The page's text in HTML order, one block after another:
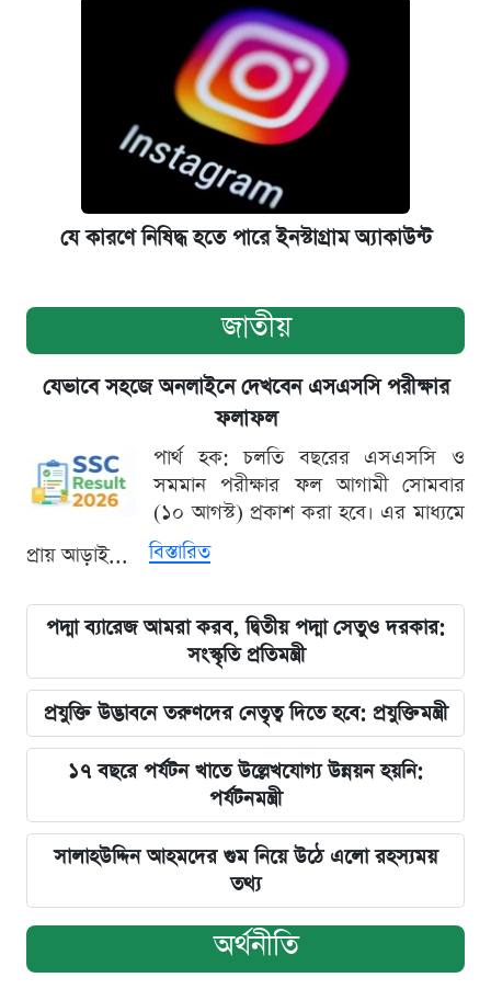
যে কারণে নিষিদ্ধ হতে পারে ইনস্টাগ্রাম অ্যাকাউন্ট
জাতীয়
যেভাবে সহজে অনলাইনে দেখবেন এসএসসি পরীক্ষার
ফলাফল
পার্থ হক: চলতি বছরের এসএসসি ও
সমমান পরীক্ষার ফল আগামী সোমবার
(১০ আগস্ট) প্রকাশ করা হবে। এর মাধ্যমে
প্রায় আড়াই...
বিস্তারিত
পদ্মা ব্যারেজ আমরা করব, দ্বিতীয় পদ্মা সেতুও দরকার:
সংস্কৃতি প্রতিমন্ত্রী
প্রযুক্তি উদ্ভাবনে তরুণদের নেতৃত্ব দিতে হবে: প্রযুক্তিমন্ত্রী
১৭ বছরে পর্যটন খাতে উল্লেখযোগ্য উন্নয়ন হয়নি:
পর্যটনমন্ত্রী
সালাহউদ্দিন আহমদের গুম নিয়ে উঠে এলো রহস্যময়
তথ্য
অর্থনীতি